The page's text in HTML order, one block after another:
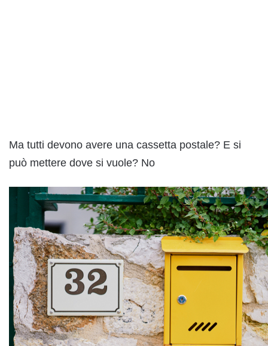
Ma tutti devono avere una cassetta postale? E si
può mettere dove si vuole? No